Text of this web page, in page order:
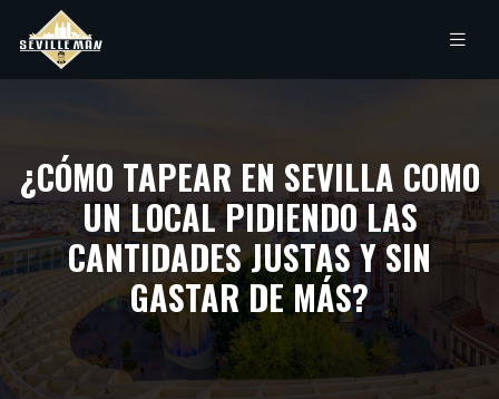
¿CÓMO TAPEAR EN SEVILLA COMO
UN LOCAL PIDIENDO LAS
CANTIDADES JUSTAS Y SIN
GASTAR DE MÁS?